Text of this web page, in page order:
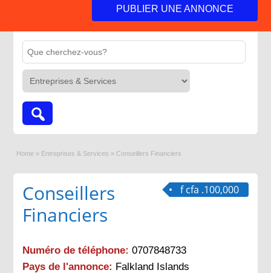
PUBLIER UNE ANNONCE
Home » Entreprises & Services » Conseillers Financiers
f cfa .100,000
Conseillers
Financiers
Numéro de téléphone: 0707848733
Pays de l'annonce: Falkland Islands